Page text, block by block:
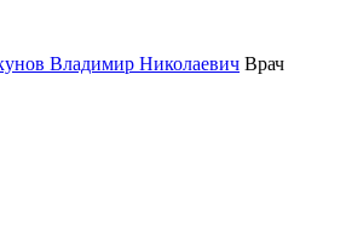
Владимир Николаевич Врач